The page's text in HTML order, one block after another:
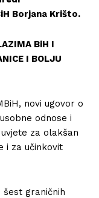
Borjana Krišto.
BiH I
I BOLJU
novi ugovor o
odnose i
za olakšan
i za učinkovit
šest graničnih